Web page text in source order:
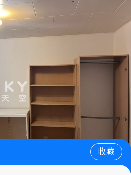
收藏